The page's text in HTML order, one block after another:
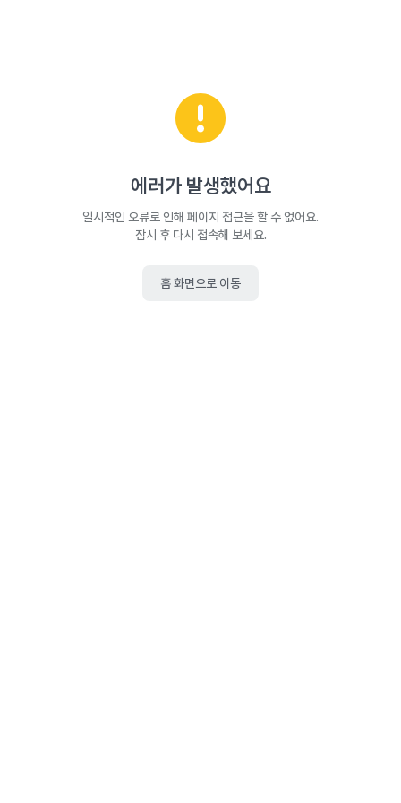
에러가 발생했어요
일시적인 오류로 인해 페이지 접근을 할 수 없어요.
잠시 후 다시 접속해 보세요.
홈 화면으로 이동